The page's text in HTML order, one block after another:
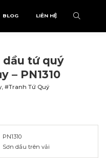
BLOG LIÊN HỆ
dầu tứ quý
– PN1310
#Tranh Tứ Quý
PN1310
Sơn dầu trên vải